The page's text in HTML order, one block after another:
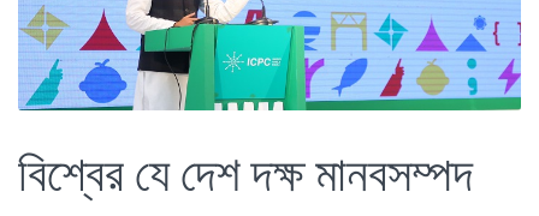
বিশ্বের যে দেশ দক্ষ মানবসম্পদ